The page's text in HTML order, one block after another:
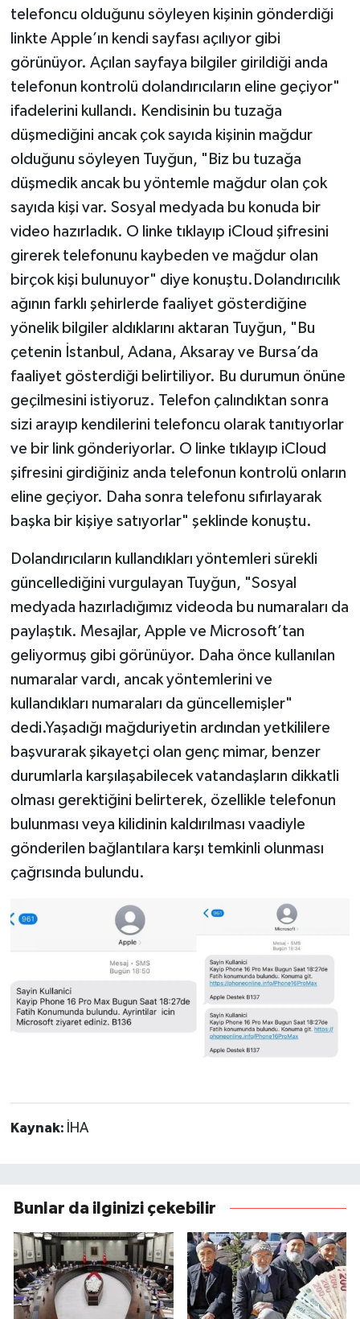
telefoncu olduğunu söyleyen kişinin gönderdiği
linkte Apple’ın kendi sayfası açılıyor gibi
görünüyor. Açılan sayfaya bilgiler girildiği anda
telefonun kontrolü dolandırıcıların eline geçiyor"
ifadelerini kullandı. Kendisinin bu tuzağa
düşmediğini ancak çok sayıda kişinin mağdur
olduğunu söyleyen Tuyğun, "Biz bu tuzağa
düşmedik ancak bu yöntemle mağdur olan çok
sayıda kişi var. Sosyal medyada bu konuda bir
video hazırladık. O linke tıklayıp iCloud şifresini
girerek telefonunu kaybeden ve mağdur olan
birçok kişi bulunuyor" diye konuştu.Dolandırıcılık
ağının farklı şehirlerde faaliyet gösterdiğine
yönelik bilgiler aldıklarını aktaran Tuyğun, "Bu
çetenin İstanbul, Adana, Aksaray ve Bursa’da
faaliyet gösterdiği belirtiliyor. Bu durumun önüne
geçilmesini istiyoruz. Telefon çalındıktan sonra
sizi arayıp kendilerini telefoncu olarak tanıtıyorlar
ve bir link gönderiyorlar. O linke tıklayıp iCloud
şifresini girdiğiniz anda telefonun kontrolü onların
eline geçiyor. Daha sonra telefonu sıfırlayarak
başka bir kişiye satıyorlar" şeklinde konuştu.
Dolandırıcıların kullandıkları yöntemleri sürekli
güncellediğini vurgulayan Tuyğun, "Sosyal
medyada hazırladığımız videoda bu numaraları da
paylaştık. Mesajlar, Apple ve Microsoft’tan
geliyormuş gibi görünüyor. Daha önce kullanılan
numaralar vardı, ancak yöntemlerini ve
kullandıkları numaraları da güncellemişler"
dedi.Yaşadığı mağduriyetin ardından yetkililere
başvurarak şikayetçi olan genç mimar, benzer
durumlarla karşılaşabilecek vatandaşların dikkatli
olması gerektiğini belirterek, özellikle telefonun
bulunması veya kilidinin kaldırılması vaadiyle
gönderilen bağlantılara karşı temkinli olunması
çağrısında bulundu.
Kaynak: İHA
Bunlar da ilginizi çekebilir